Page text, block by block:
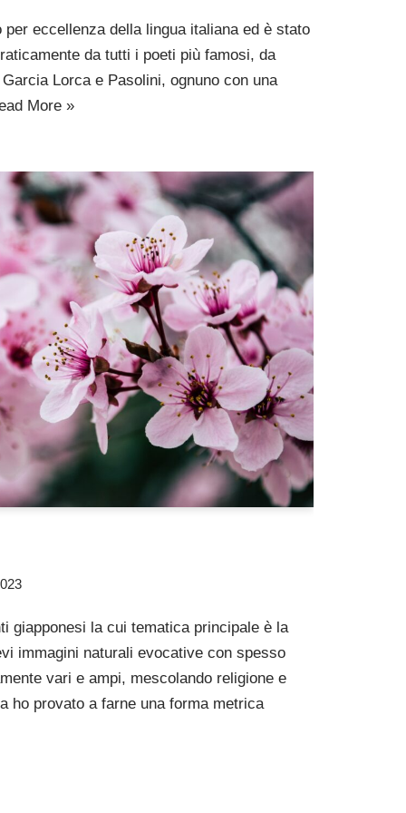
eccellenza della lingua italiana ed è stato
da tutti i poeti più famosi, da
Lorca e Pasolini, ognuno con una
More »
giapponesi la cui tematica principale è la
immagini naturali evocative con spesso
vari e ampi, mescolando religione e
ho provato a farne una forma metrica